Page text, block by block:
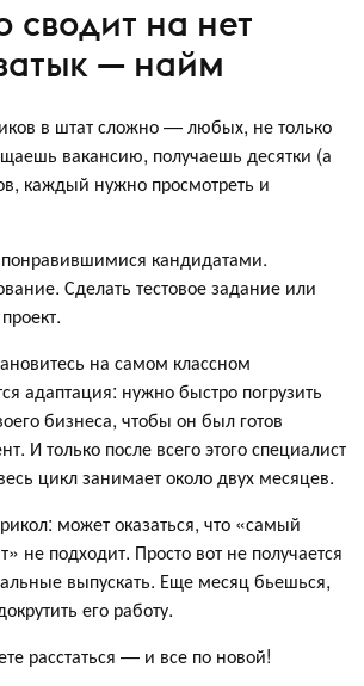
сводит на нет
— найм
в штат сложно — любых, не только
вакансию, получаешь десятки (а
каждый нужно просмотреть и
понравившимися кандидатами.
Сделать тестовое задание или
на самом классном
адаптация: нужно быстро погрузить
бизнеса, чтобы он был готов
И только после всего этого специалист
цикл занимает около двух месяцев.
может оказаться, что «самый
не подходит. Просто вот не получается
выпускать. Еще месяц бьешься,
его работу.
расстаться — и все по новой!